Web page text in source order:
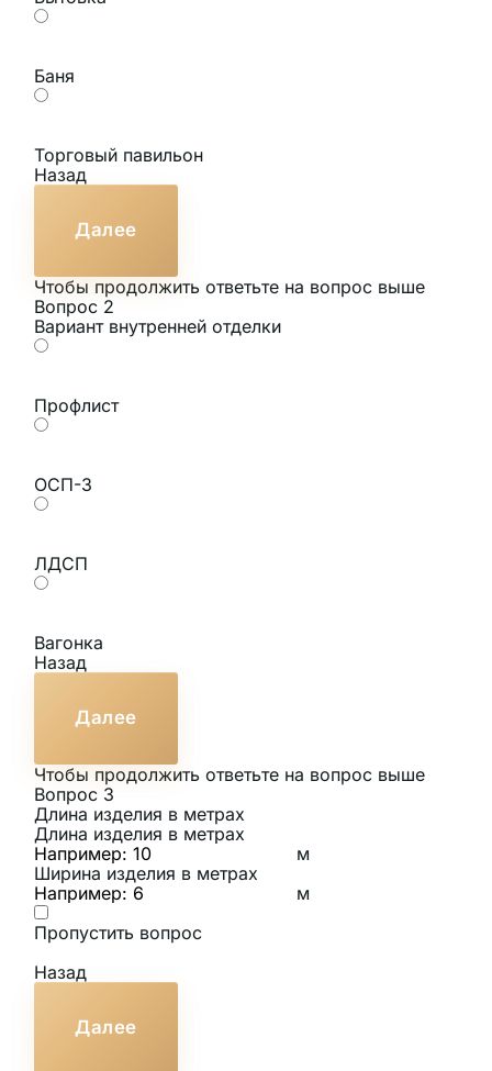
Баня
Торговый павильон
Назад
Далее
Чтобы продолжить ответьте на вопрос выше
Вопрос 2
Вариант внутренней отделки
Профлист
ОСП-3
ЛДСП
Вагонка
Назад
Далее
Чтобы продолжить ответьте на вопрос выше
Вопрос 3
Длина изделия в метрах
Длина изделия в метрах
м
Ширина изделия в метрах
м
Пропустить вопрос
Назад
Далее